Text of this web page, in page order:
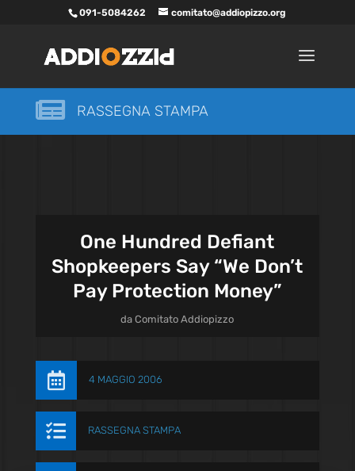
091-5084262 comitato@addiopizzo.org
 RASSEGNA STAMPA
One Hundred Defiant
Shopkeepers Say “We Don’t
Pay Protection Money”
daComitato Addiopizzo
 4 MAGGIO 2006
 RASSEGNA STAMPA